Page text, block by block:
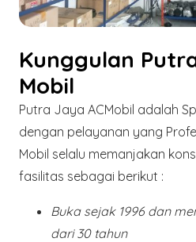
Kunggulan
Mobil
Putra Jaya ACMobil adalah
dengan pelayanan yang
Mobil selalu memanjakan
fasilitas sebagai berikut :
Buka sejak 1996 dan
dari 30 tahun